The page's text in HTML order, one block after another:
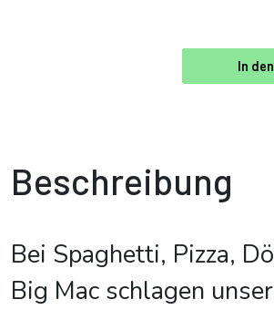
In
Beschreibung
Bei Spaghetti, Pizza,
Big Mac schlagen